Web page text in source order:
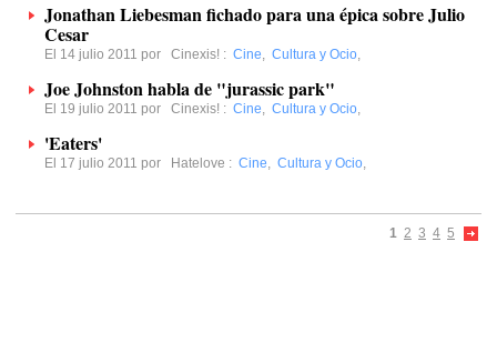
Jonathan Liebesman fichado para una épica sobre Julio
Cesar
El 14 julio 2011 por Cinexis! : Cine, Cultura y Ocio,
Joe Johnston habla de "jurassic park"
El 19 julio 2011 por Cinexis! : Cine, Cultura y Ocio,
'Eaters'
El 17 julio 2011 por Hatelove : Cine, Cultura y Ocio,
1 2 3 4 5